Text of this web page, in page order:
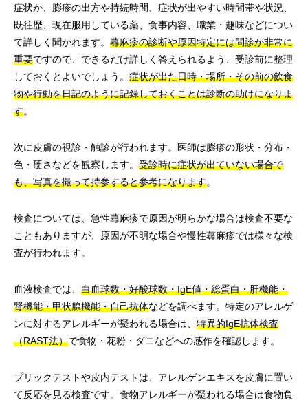
症状か、膨疹の出方や持続時間、症状が出やすい時間帯や状況、
既往歴、現在服用している薬、食事内容、職業・趣味などについ
て詳しく聞かれます。 蕁麻疹の診断や原因特定には問診が非常に
重要ですので、できるだけ詳しく答えられるよう、受診前に整理
しておくとよいでしょう。 症状が出た日時・場所・その前の飲食
物や行動を日記のように記録しておくことは診断の助けになりま
す。
次に皮膚の視診・触診が行われます。医師は膨疹の形状・分布・
色・硬さなどを観察します。 受診時に症状が出ていない場合で
も、写真を撮って持参すると参考になります。
検査については、急性蕁麻疹で原因が明らかな場合は検査不要な
こともありますが、原因が不明な場合や慢性蕁麻疹では様々な検
査が行われます。
血液検査では、 白血球数・好酸球数・IgE値・総蛋白・肝機能・
腎機能・甲状腺機能・自己抗体などを調べます。特定のアレルゲ
ンに対するアレルギーが疑われる場合は、 特異的IgE抗体検査
（RAST法）で食物・花粉・ダニなどへの感作を確認します。
プリックテストや皮内テストは、アレルゲンエキスを皮膚に置い
て反応を見る検査です。食物アレルギーが疑われる場合は食物負